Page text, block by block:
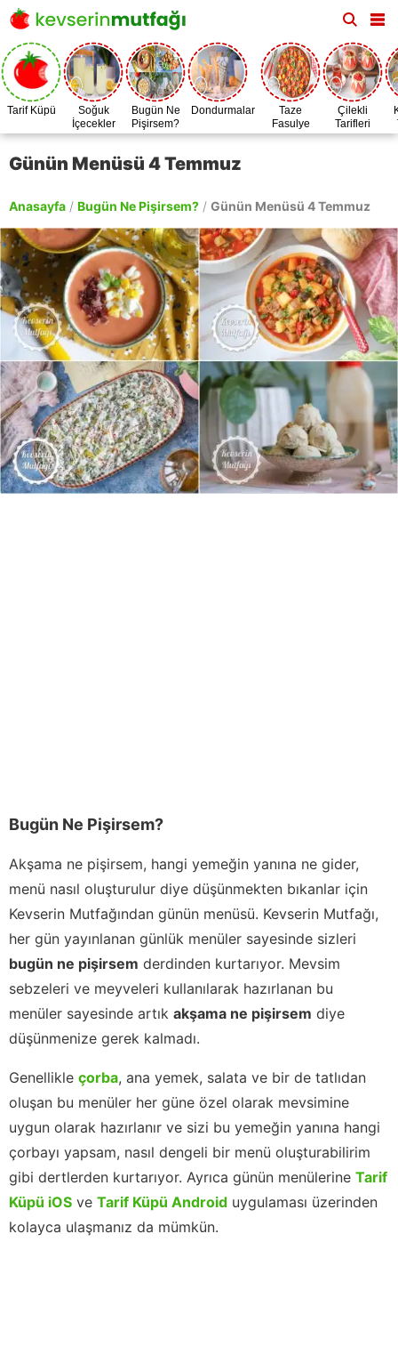
Tarif Küpü
Soğuk
İçecekler
Bugün Ne
Pişirsem?
Dondurmalar
Taze
Fasulye
Zamanı
Çilekli
Tarifleri
Günün Menüsü 4 Temmuz
Anasayfa / Bugün Ne Pişirsem? / Günün Menüsü 4 Temmuz
Bugün Ne Pişirsem?
Akşama ne pişirsem, hangi yemeğin yanına ne gider,
menü nasıl oluşturulur diye düşünmekten bıkanlar için
Kevserin Mutfağından günün menüsü. Kevserin Mutfağı,
her gün yayınlanan günlük menüler sayesinde sizleri
bugün ne pişirsem derdinden kurtarıyor. Mevsim
sebzeleri ve meyveleri kullanılarak hazırlanan bu
menüler sayesinde artık akşama ne pişirsem diye
düşünmenize gerek kalmadı.
Genellikle çorba, ana yemek, salata ve bir de tatlıdan
oluşan bu menüler her güne özel olarak mevsimine
uygun olarak hazırlanır ve sizi bu yemeğin yanına hangi
çorbayı yapsam, nasıl dengeli bir menü oluşturabilirim
gibi dertlerden kurtarıyor. Ayrıca günün menülerine Tarif
Küpü iOS ve Tarif Küpü Android uygulaması üzerinden
kolayca ulaşmanız da mümkün.